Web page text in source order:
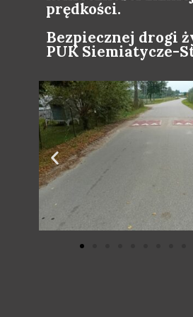
prędkości.
Bezpiecznej drogi
PUK Siemiatycze-